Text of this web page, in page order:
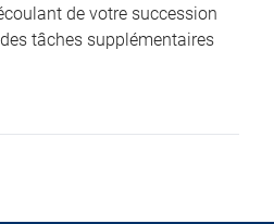
de votre succession
tâches supplémentaires